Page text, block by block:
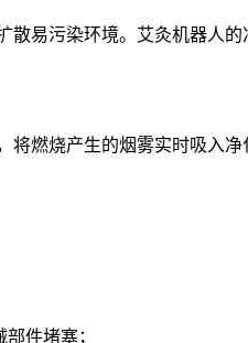
易污染环境。艾灸机器人
燃烧产生的烟雾实时吸入
件堵塞；